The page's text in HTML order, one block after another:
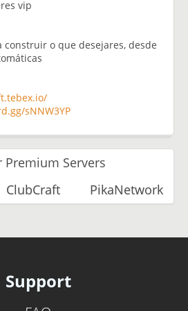
vip
o que desejares, desde
sNNW3YP
Premium Servers
ClubCraft PikaNetwork
Support